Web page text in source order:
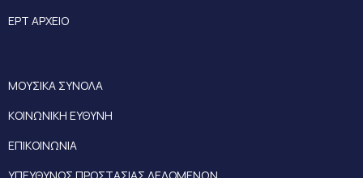
ΕΡΤ ΑΡΧΕΙΟ
ΜΟΥΣΙΚΑ ΣΥΝΟΛΑ
ΚΟΙΝΩΝΙΚΗ ΕΥΘΥΝΗ
ΕΠΙΚΟΙΝΩΝΙΑ